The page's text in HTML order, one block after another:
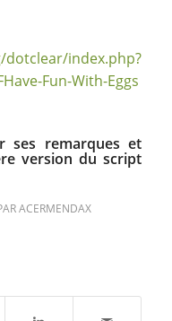
index.php?
Fun-With-Eggs
ses remarques et
version du script
ACERMENDAX